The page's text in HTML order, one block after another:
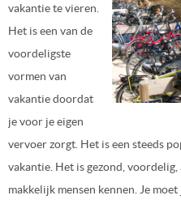
vakantie te vieren.
Het is een van de
voordeligste
vormen van
vakantie doordat
je voor je eigen
vervoer zorgt. Het is een steeds
vakantie. Het is gezond,
makkelijk mensen kennen. Je